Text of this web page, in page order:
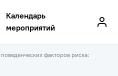
Календарь
мероприятий
факторов риска: